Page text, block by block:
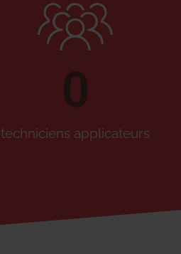
techniciens applicateurs
0